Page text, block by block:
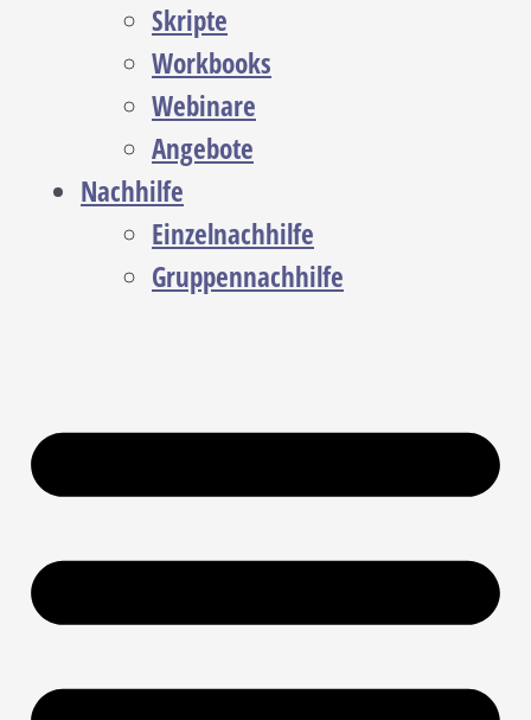
Skripte
Workbooks
Webinare
Angebote
Nachhilfe
Einzelnachhilfe
Gruppennachhilfe